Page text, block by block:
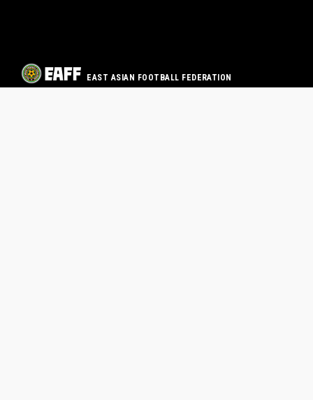
EAST ASIAN FOOTBALL FEDERATION